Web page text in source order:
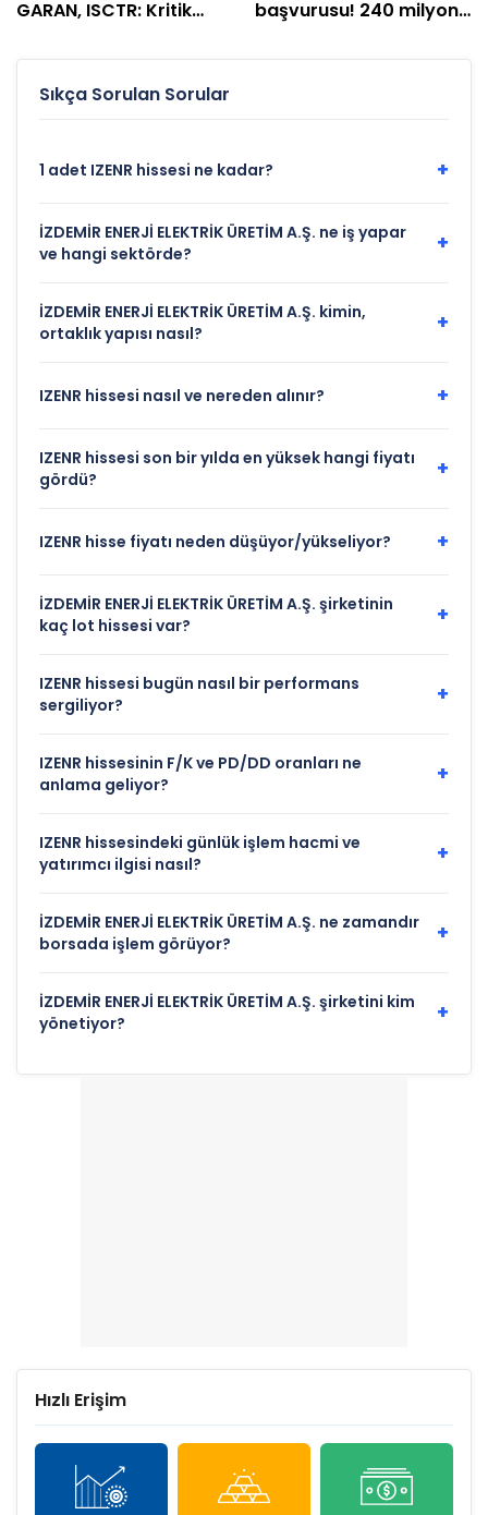
GARAN, ISCTR: Kritik
seviyeleri
başvurusu! 240 milyon
Sıkça Sorulan Sorular
1 adet IZENR hissesi ne kadar? +
İZDEMİR ENERJİ ELEKTRİK ÜRETİM A.Ş. ne iş yapar
ve hangi sektörde?
+
İZDEMİR ENERJİ ELEKTRİK ÜRETİM A.Ş. kimin,
ortaklık yapısı nasıl?
+
IZENR hissesi nasıl ve nereden alınır? +
IZENR hissesi son bir yılda en yüksek hangi fiyatı
gördü?
+
IZENR hisse fiyatı neden düşüyor/yükseliyor? +
İZDEMİR ENERJİ ELEKTRİK ÜRETİM A.Ş. şirketinin
kaç lot hissesi var?
+
IZENR hissesi bugün nasıl bir performans
sergiliyor?
+
IZENR hissesinin F/K ve PD/DD oranları ne
anlama geliyor?
+
IZENR hissesindeki günlük işlem hacmi ve
yatırımcı ilgisi nasıl?
+
İZDEMİR ENERJİ ELEKTRİK ÜRETİM A.Ş. ne zamandır
borsada işlem görüyor?
+
İZDEMİR ENERJİ ELEKTRİK ÜRETİM A.Ş. şirketini kim
yönetiyor?
+
Hızlı Erişim